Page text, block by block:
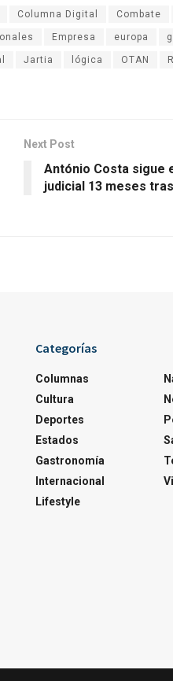
Columna Digital Combate
Empresa europa
Jartia lógica OTAN
Next Post
António Costa sigue
judicial 13 meses
Categorías
Columnas
Cultura
Deportes
Estados
Gastronomía
Internacional
Lifestyle